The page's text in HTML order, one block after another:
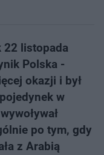
22 listopada
Polska -
okazji i był
w
po tym, gdy
z Arabią